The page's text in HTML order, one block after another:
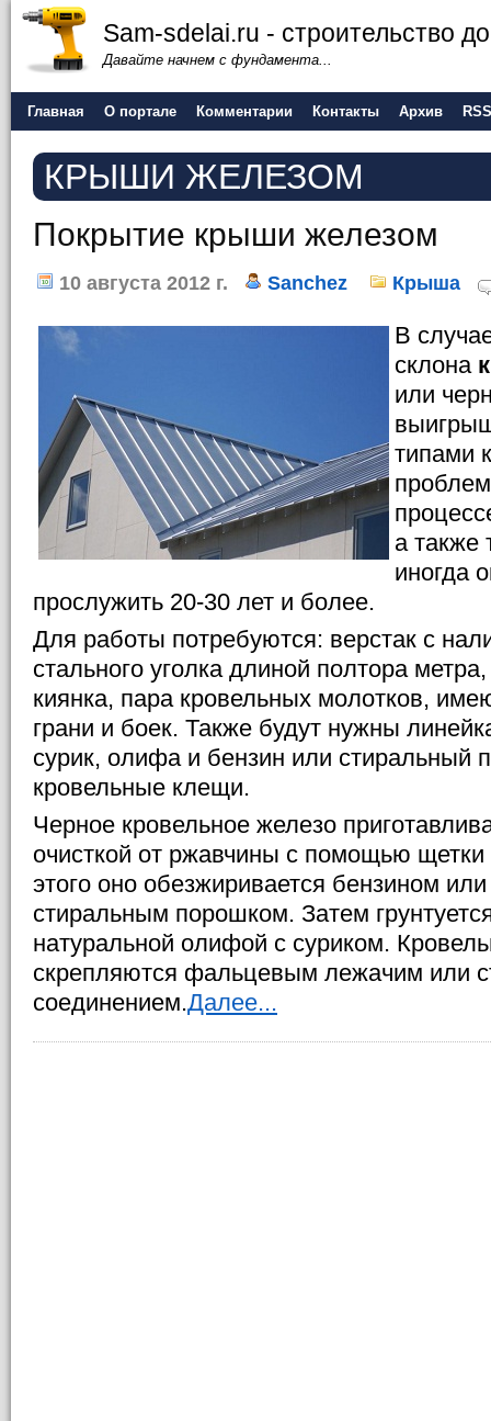
Sam-sdelai.ru - строительство
Давайте начнем с фундамента...
Главная О портале Комментарии Контакты Архив RSS
КРЫШИ ЖЕЛЕЗОМ
Покрытие крыши железом
10 августа 2012 г. Sanchez Крыша
В
склона
или
типами
а также
иногда
прослужить 20-30 лет и более.
Для работы потребуются: верстак с
стального уголка длиной полтора
киянка, пара кровельных молотков,
грани и боек. Также будут нужны
сурик, олифа и бензин или стиральный
кровельные клещи.
Черное кровельное железо
очисткой от ржавчины с помощью
этого оно обезжиривается бензином
стиральным порошком. Затем
натуральной олифой с суриком.
скрепляются фальцевым лежачим или
соединением.Далее...